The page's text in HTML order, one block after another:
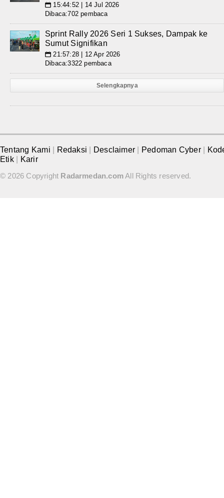
📅 15:44:52 | 14 Jul 2026
Dibaca:702 pembaca
Sprint Rally 2026 Seri 1 Sukses, Dampak ke
Sumut Signifikan
📅 21:57:28 | 12 Apr 2026
Dibaca:3322 pembaca
Selengkapnya
Tentang Kami Redaksi Desclaimer Pedoman Cyber
Etik
Karir
© 2026 Copyright Radarmedan.comAll Rights reserved.